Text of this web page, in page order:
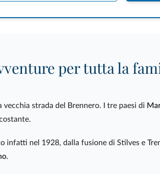
per tutta la
vecchia strada del Brennero. I tre paesi di
nel 1928, dalla fusione di Stilves e
.